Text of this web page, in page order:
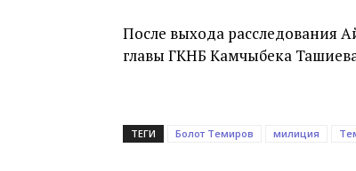
После выхода расследования
главы ГКНБ Камчыбека
ТЕГИ Болот Темиров милиция